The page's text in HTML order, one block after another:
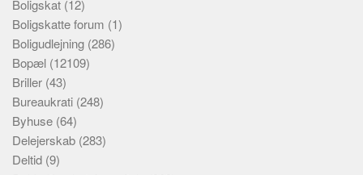
Boligskat (12)
Boligskatte forum (1)
Boligudlejning (286)
Bopæl (12109)
Briller (43)
Bureaukrati (248)
Byhuse (64)
Delejerskab (283)
Deltid (9)